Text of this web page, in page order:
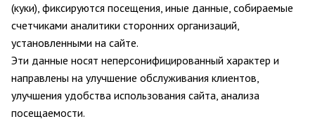
(куки), фиксируются посещения, иные данные, собираемые
счетчиками аналитики сторонних организаций,
установленными на сайте.
Эти данные носят неперсонифицированный характер и
направлены на улучшение обслуживания клиентов,
улучшения удобства использования сайта, анализа
посещаемости.